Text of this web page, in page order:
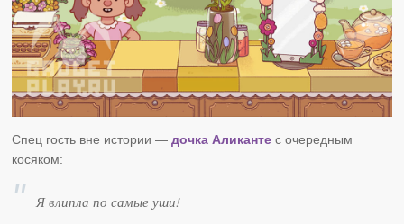
Спец гость вне истории —дочка Аликанте с очередным
косяком:
Я влипла по самые уши!